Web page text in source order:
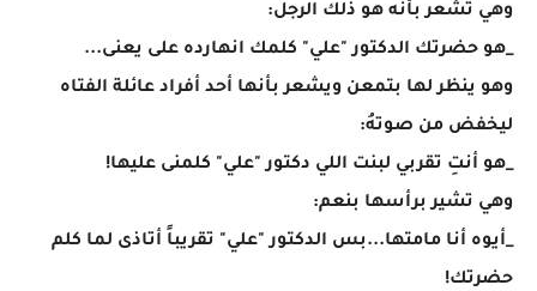
وهي تشعر بأنه هو ذلك الرجل:
_هو حضرتك الدكتور "علي" كلمك انهارده على يعنى...
وهو ينظر لها بتمعن ويشعر بأنها أحد أفراد عائلة الفتاه
ليخفض من صوتهُ:
_هو أنتِ تقربي لبنت اللي دكتور "علي" كلمنى عليها!
وهي تشير برأسها بنعم:
_أيوه أنا مامتها...بس الدكتور "علي" تقريباً أتاذى لما كلم
حضرتك!